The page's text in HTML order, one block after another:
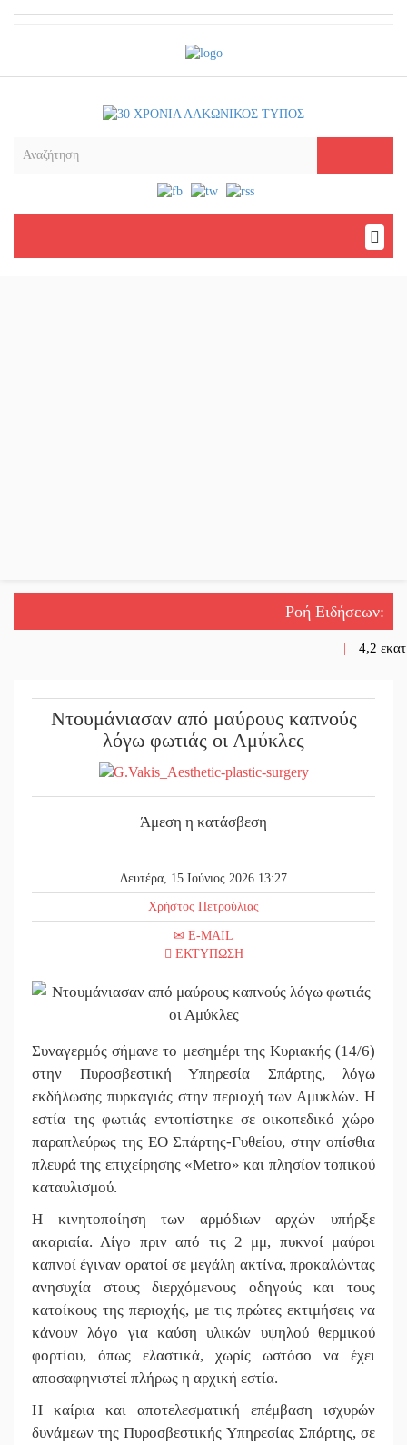
Ροή Ειδήσεων:
|| 4,2
|| 5
|| Τα
|| Στο
||
Τα
|| Τζάμπολ
||
Ντουμάνιασαν από μαύρους καπνούς
λόγω φωτιάς οι Αμύκλες
Άμεση η κατάσβεση
Δευτέρα, 15 Ιούνιος 2026 13:27
Χρήστος Πετρούλιας
E-MAIL
ΕΚΤΥΠΩΣΗ
Συναγερμός σήμανε το μεσημέρι της Κυριακής (14/6)
στην Πυροσβεστική Υπηρεσία Σπάρτης, λόγω
εκδήλωσης πυρκαγιάς στην περιοχή των Αμυκλών. Η
εστία της φωτιάς εντοπίστηκε σε οικοπεδικό χώρο
παραπλεύρως της ΕΟ Σπάρτης-Γυθείου, στην οπίσθια
πλευρά της επιχείρησης «Metro» και πλησίον τοπικού
καταυλισμού.
Η κινητοποίηση των αρμόδιων αρχών υπήρξε
ακαριαία. Λίγο πριν από τις 2 μμ, πυκνοί μαύροι
καπνοί έγιναν ορατοί σε μεγάλη ακτίνα, προκαλώντας
ανησυχία στους διερχόμενους οδηγούς και τους
κατοίκους της περιοχής, με τις πρώτες εκτιμήσεις να
κάνουν λόγο για καύση υλικών υψηλού θερμικού
φορτίου, όπως ελαστικά, χωρίς ωστόσο να έχει
αποσαφηνιστεί πλήρως η αρχική εστία.
Η καίρια και αποτελεσματική επέμβαση ισχυρών
δυνάμεων της Πυροσβεστικής Υπηρεσίας Σπάρτης, σε